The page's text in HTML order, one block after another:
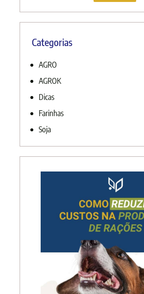
Categorias
AGRO
AGROK
Dicas
Farinhas
Soja